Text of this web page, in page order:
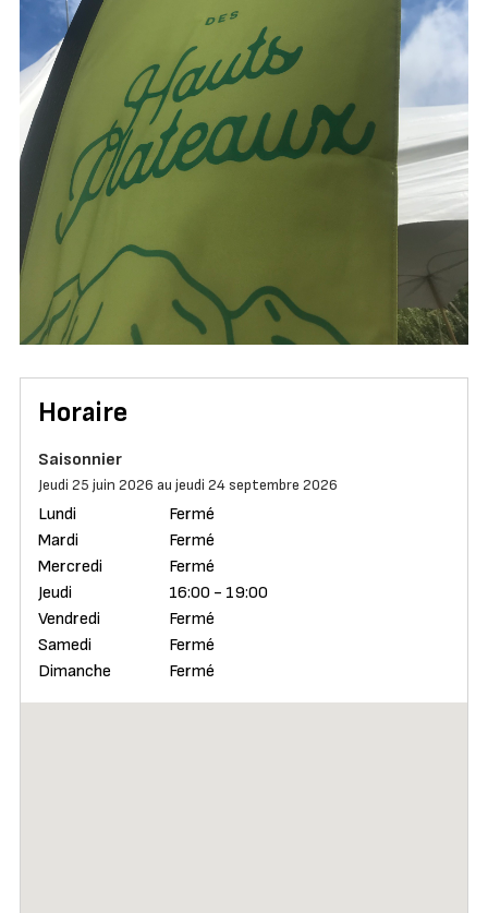
Horaire
Saisonnier
Jeudi 25 juin 2026 au jeudi 24 septembre 2026
Lundi
Fermé
Mardi
Fermé
Mercredi
Fermé
Jeudi
16:00 - 19:00
Vendredi
Fermé
Samedi
Fermé
Dimanche
Fermé